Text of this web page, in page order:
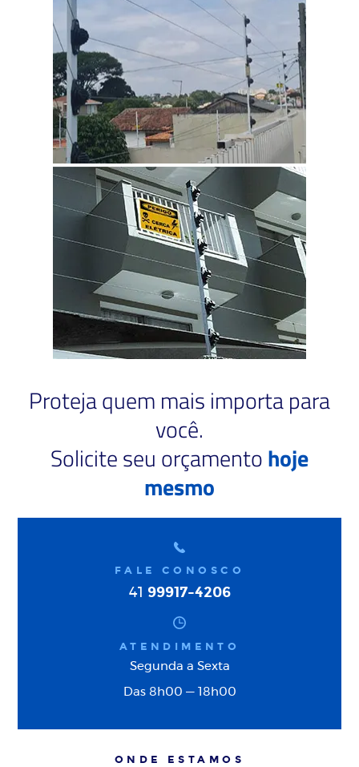
Proteja quem mais importa para
você.
Solicite seu orçamentohoje
mesmo
FALE CONOSCO
41 99917-4206
ATENDIMENTO
Segunda a Sexta
Das 8h00 — 18h00
ONDE ESTAMOS